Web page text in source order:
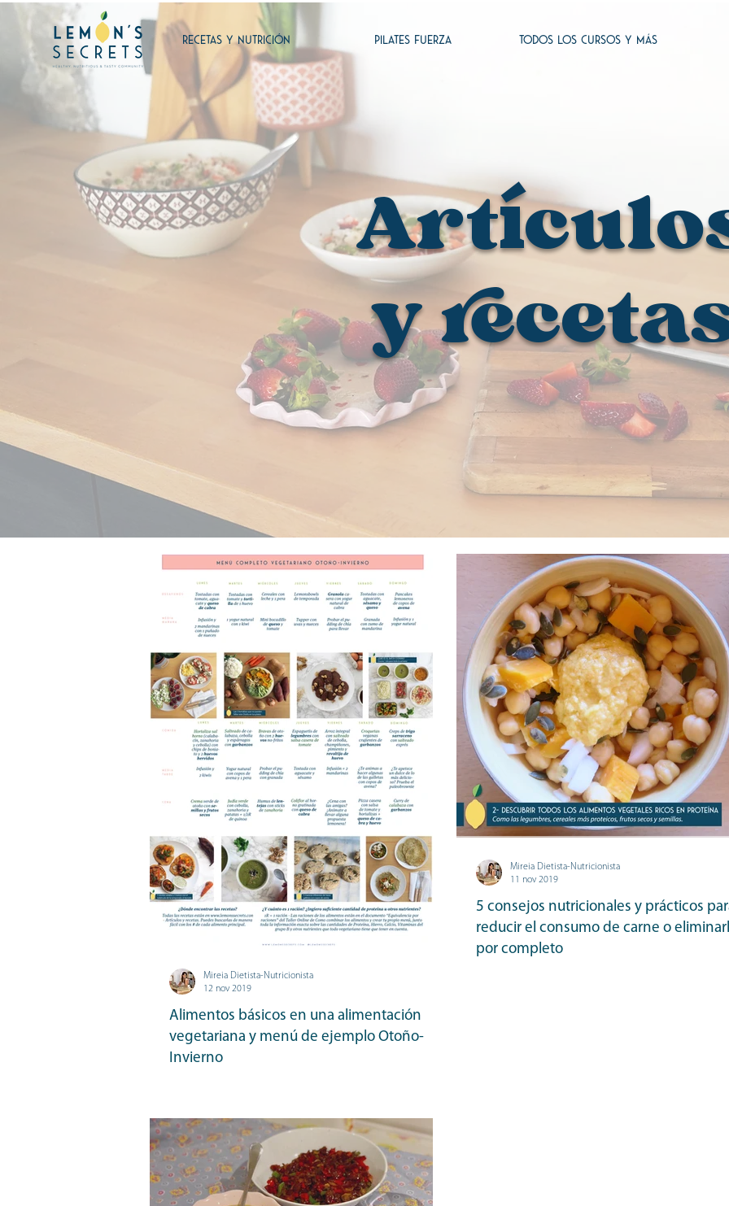
RECETAS Y NUTRICIÓN PILATES FUERZA TODOS LOS CURSOS Y MÁS
Artí
y
Alimentos básicos en una alimentación
vegetariana y menú de ejemplo Otoño-
Invierno
desconocidos, es...
Mireia Dietista-Nutricionista
12 nov 2019
5 consejos nutricionales y prácticos
reducir el consumo de carne o
por completo
Mireia Dietista-Nutricionista
11 nov 2019